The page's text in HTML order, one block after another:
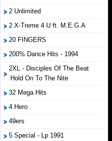
2 Unlimited
2 X-Treme 4 U ft. M.E.G.A
20 FINGERS
200% Dance Hits - 1994
2XL - Disciples Of The Beat
Hold On To The Nite
32 Mega Hits
4 Hero
49ers
5 Special - Lp 1991